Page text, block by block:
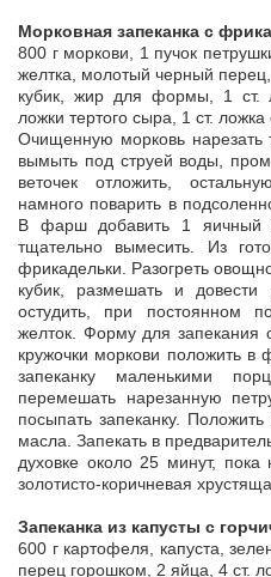
Морковная запеканка с
800 г моркови, 1 пучок
желтка, молотый черный
кубик, жир для формы, 1 ст.
ложки тертого сыра, 1 ст.
Очищенную морковь нарезать
вымыть под струей воды,
веточек отложить,
намного поварить в
В фарш добавить 1 яичный
тщательно вымесить. Из
фрикадельки. Разогреть
кубик, размешать и
остудить, при постоянном
желток. Форму для запекания
кружочки моркови положить
запеканку маленькими
перемешать нарезанную
посыпать запеканку.
масла. Запекать в
духовке около 25 минут, пока
золотисто-коричневая
Запеканка из капусты с
600 г картофеля, капуста,
перец горошком, 2 яйца, 4 ст.